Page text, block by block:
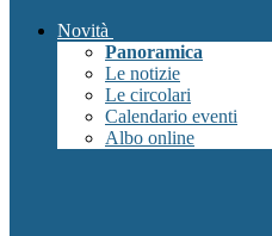
Novità
Panoramica
Le notizie
Le circolari
Calendario eventi
Albo online